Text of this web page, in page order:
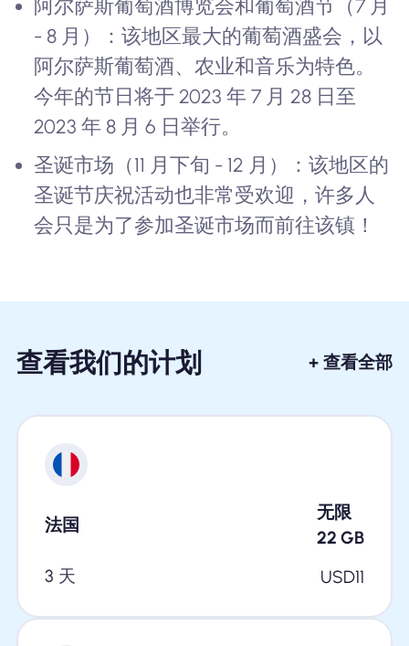
阿尔萨斯葡萄酒博览会和葡萄酒节（7 月
- 8 月）：该地区最大的葡萄酒盛会，以
阿尔萨斯葡萄酒、农业和音乐为特色。
今年的节日将于 2023 年 7 月 28 日至
2023 年 8 月 6 日举行。
圣诞市场（11 月下旬 - 12 月）：该地区的
圣诞节庆祝活动也非常受欢迎，许多人
会只是为了参加圣诞市场而前往该镇！
查看我们的计划 + 查看全部
法国
无限
22 GB
3 天
USD11